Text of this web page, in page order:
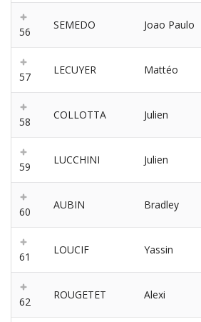
56
SEMEDO Joao Paulo
57
LECUYER Mattéo
58
COLLOTTA Julien
59
LUCCHINI Julien
60
AUBIN Bradley
61
LOUCIF Yassin
62
ROUGETET Alexi